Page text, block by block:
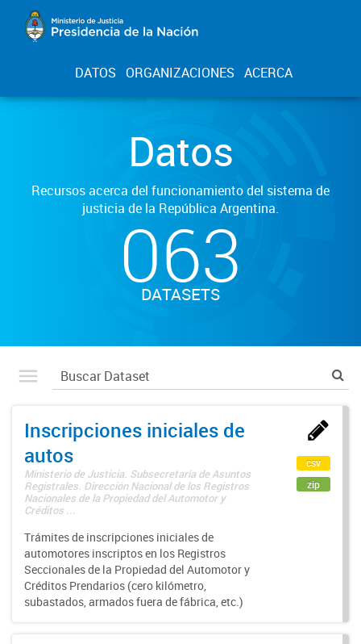
DATOS ORGANIZACIONES ACERCA
Datos
Recursos acerca del funcionamiento del sistema de
justicia de la República Argentina.
063
DATASETS
Inscripciones iniciales de
autos
Ministerio de Justicia. Subsecretaría de Asuntos
Registrales. Dirección Nacional de los Registros
Nacionales de la Propiedad del Automotor y
Créditos ...
Trámites de inscripciones iniciales de
automotores inscriptos en los Registros
Seccionales de la Propiedad del Automotor y
Créditos Prendarios (cero kilómetro,
subastados, armados fuera de fábrica, etc.)
csv
zip